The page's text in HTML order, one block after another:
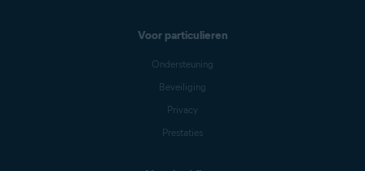
Voor particulieren
Ondersteuning
Beveiliging
Privacy
Prestaties